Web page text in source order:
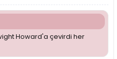
Howard'a çevirdi her